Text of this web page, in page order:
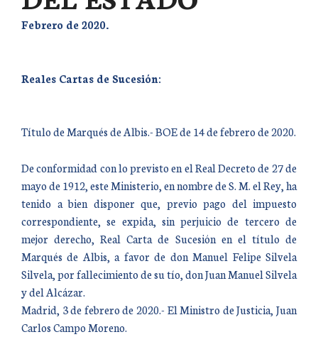
Febrero de 2020.
Reales Cartas de Sucesión:
Título de Marqués de Albis.- BOE de 14 de febrero de 2020.
De conformidad con lo previsto en el Real Decreto de 27 de
mayo de 1912, este Ministerio, en nombre de S. M. el Rey, ha
tenido a bien disponer que, previo pago del impuesto
correspondiente, se expida, sin perjuicio de tercero de
mejor derecho, Real Carta de Sucesión en el título de
Marqués de Albis, a favor de don Manuel Felipe Silvela
Silvela, por fallecimiento de su tío, don Juan Manuel Silvela
y del Alcázar.
Madrid, 3 de febrero de 2020.- El Ministro de Justicia, Juan
Carlos Campo Moreno.